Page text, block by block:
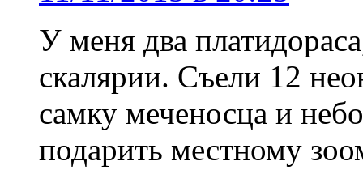
У меня два
скалярии. Съели 12
самку меченосца и
подарить местному